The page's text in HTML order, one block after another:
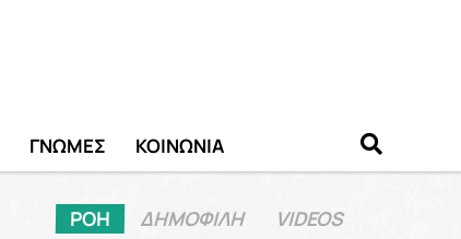
ΓΝΩΜΕΣ ΚΟΙΝΩΝΙΑ
ΡΟΗ ΔΗΜΟΦΙΛΗ VIDEOS